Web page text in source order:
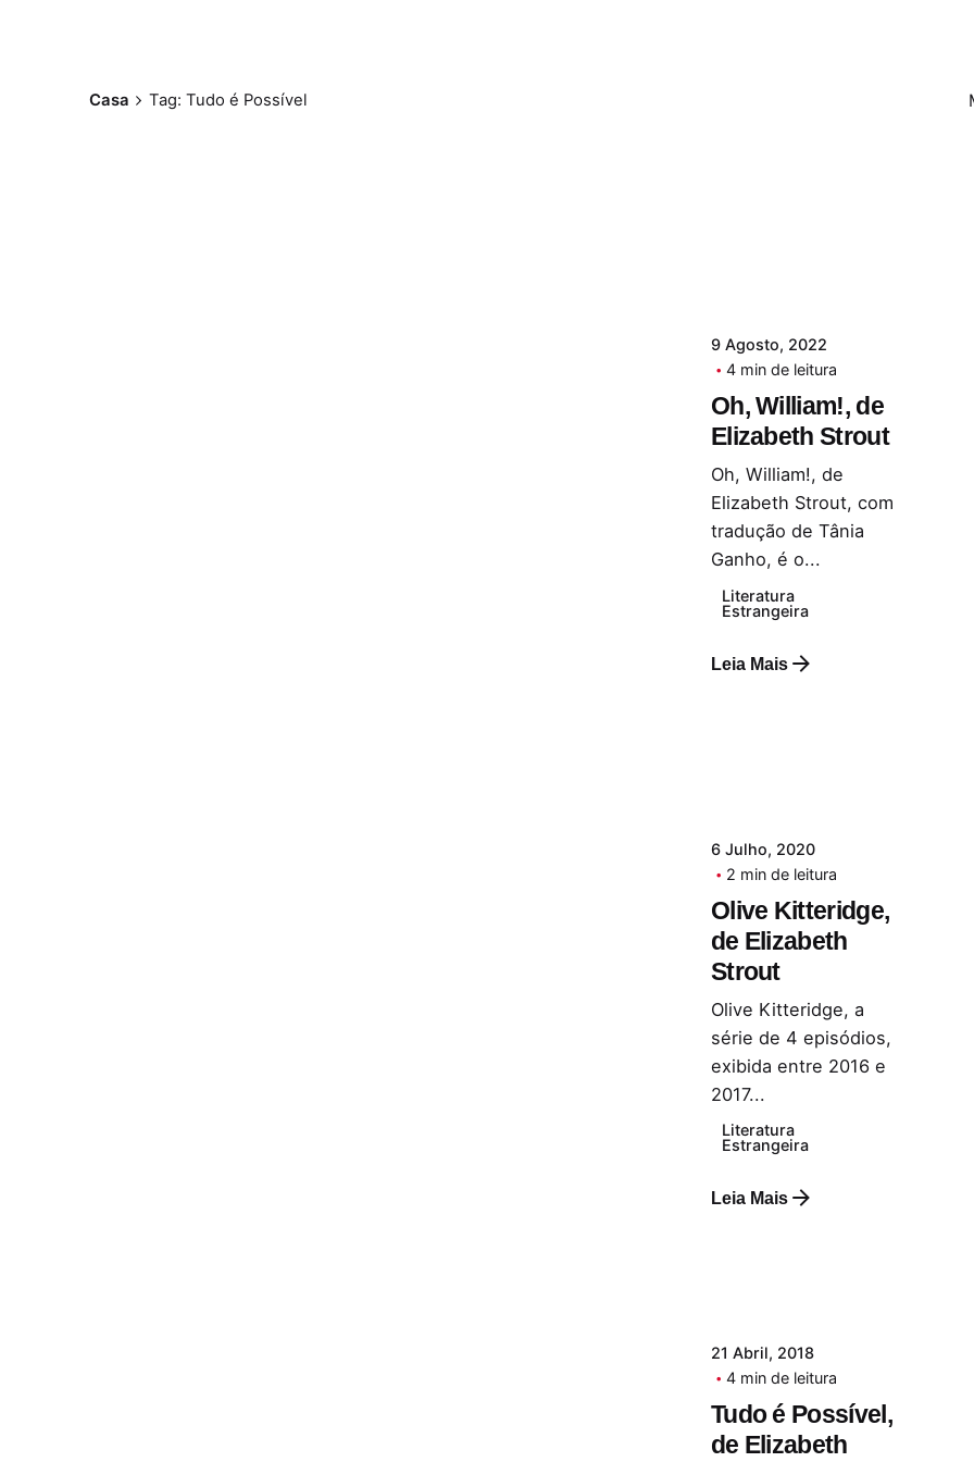
Casa Tag: Tudo é Possível
9 Agosto, 2022
4 min de leitura
Oh, William!, de
Elizabeth Strout
Oh, William!, de
Elizabeth Strout, com
tradução de Tânia
Ganho, é o...
Literatura
Estrangeira
Leia Mais
6 Julho, 2020
2 min de leitura
Olive Kitteridge,
de Elizabeth
Strout
Olive Kitteridge, a
série de 4 episódios,
exibida entre 2016 e
2017...
Literatura
Estrangeira
Leia Mais
21 Abril, 2018
4 min de leitura
Tudo é Possível,
de Elizabeth